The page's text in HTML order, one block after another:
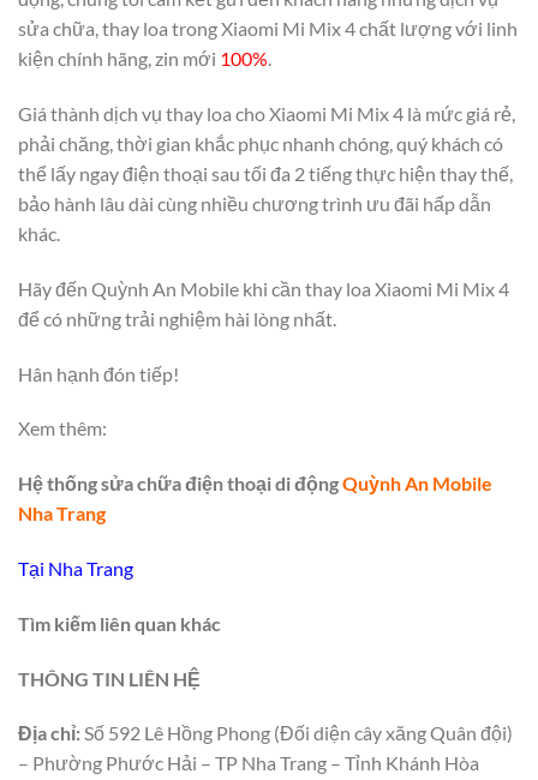
sửa chữa, thay loa trong Xiaomi Mi Mix 4 chất lượng với linh
kiện chính hãng, zin mới 100%.
Giá thành dịch vụ thay loa cho Xiaomi Mi Mix 4 là mức giá rẻ,
phải chăng, thời gian khắc phục nhanh chóng, quý khách có
thể lấy ngay điện thoại sau tối đa 2 tiếng thực hiện thay thế,
bảo hành lâu dài cùng nhiều chương trình ưu đãi hấp dẫn
khác.
Hãy đến Quỳnh An Mobile khi cần thay loa Xiaomi Mi Mix 4
để có những trải nghiệm hài lòng nhất.
Hân hạnh đón tiếp!
Xem thêm:
Hệ thống sửa chữa điện thoại di độngQuỳnh An Mobile
Nha Trang
Tại Nha Trang
Tìm kiếm liên quan khác
THÔNG TIN LIÊN HỆ
Địa chỉ:Số 592 Lê Hồng Phong (Đối diện cây xăng Quân đội)
– Phường Phước Hải – TP Nha Trang – Tỉnh Khánh Hòa